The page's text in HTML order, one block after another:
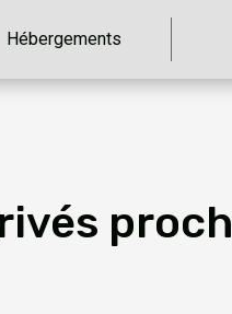
Hébergements